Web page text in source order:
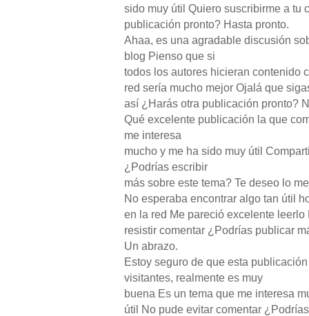
sido muy útil Quiero suscribirme a tu
publicación pronto? Hasta pronto.
Ahaa, es una agradable discusión
blog Pienso que si
todos los autores hicieran contenido
red sería mucho mejor Ojalá que
así ¿Harás otra publicación pronto?
Qué excelente publicación la que
me interesa
mucho y me ha sido muy útil
¿Podrías escribir
más sobre este tema? Te deseo lo
No esperaba encontrar algo tan útil
en la red Me pareció excelente leerlo
resistir comentar ¿Podrías publicar
Un abrazo.
Estoy seguro de que esta
visitantes, realmente es muy
buena Es un tema que me interesa
útil No pude evitar comentar